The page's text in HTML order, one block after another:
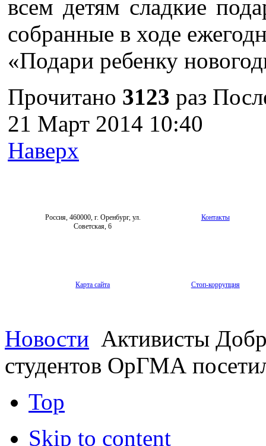
всем детям сладкие
собранные в ходе
«Подари ребенку
Прочитано 3123 раз
21 Март 2014 10:40
Наверх
Россия, 460000, г. Оренбург, ул.
Советская, 6
Контакты
Карта сайта Стоп-коррупция
Новости Активисты
студентов ОрГМА
Top
Skip to content